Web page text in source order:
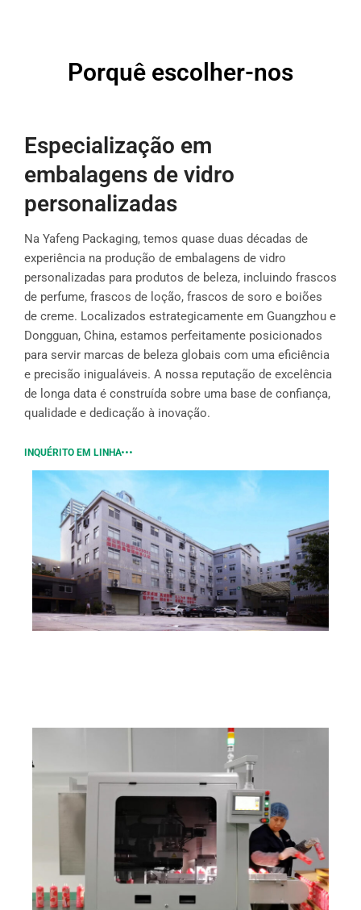
Porquê escolher-nos
Especialização em
embalagens de vidro
personalizadas
Na Yafeng Packaging, temos quase duas décadas de
experiência na produção de embalagens de vidro
personalizadas para produtos de beleza, incluindo frascos
de perfume, frascos de loção, frascos de soro e boiões
de creme. Localizados estrategicamente em Guangzhou e
Dongguan, China, estamos perfeitamente posicionados
para servir marcas de beleza globais com uma eficiência
e precisão inigualáveis. A nossa reputação de excelência
de longa data é construída sobre uma base de confiança,
qualidade e dedicação à inovação.
INQUÉRITO EM LINHA